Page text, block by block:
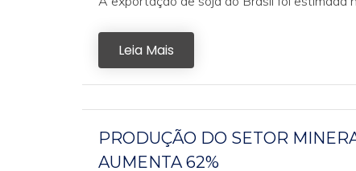
Leia Mais
PRODUÇÃO DO SETOR
AUMENTA 62%